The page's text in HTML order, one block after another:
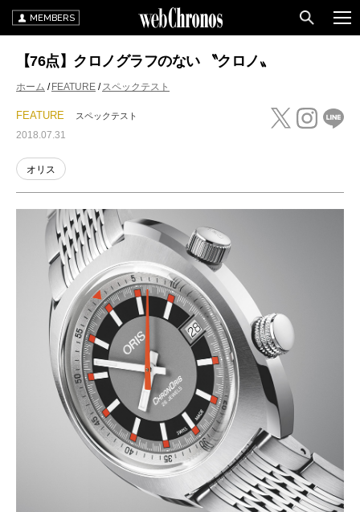
MEMBERS
【76点】クロノグラフのない 〝クロノ〟
ホーム FEATURE スペックテスト
FEATURE スペックテスト
2018.07.31
オリス